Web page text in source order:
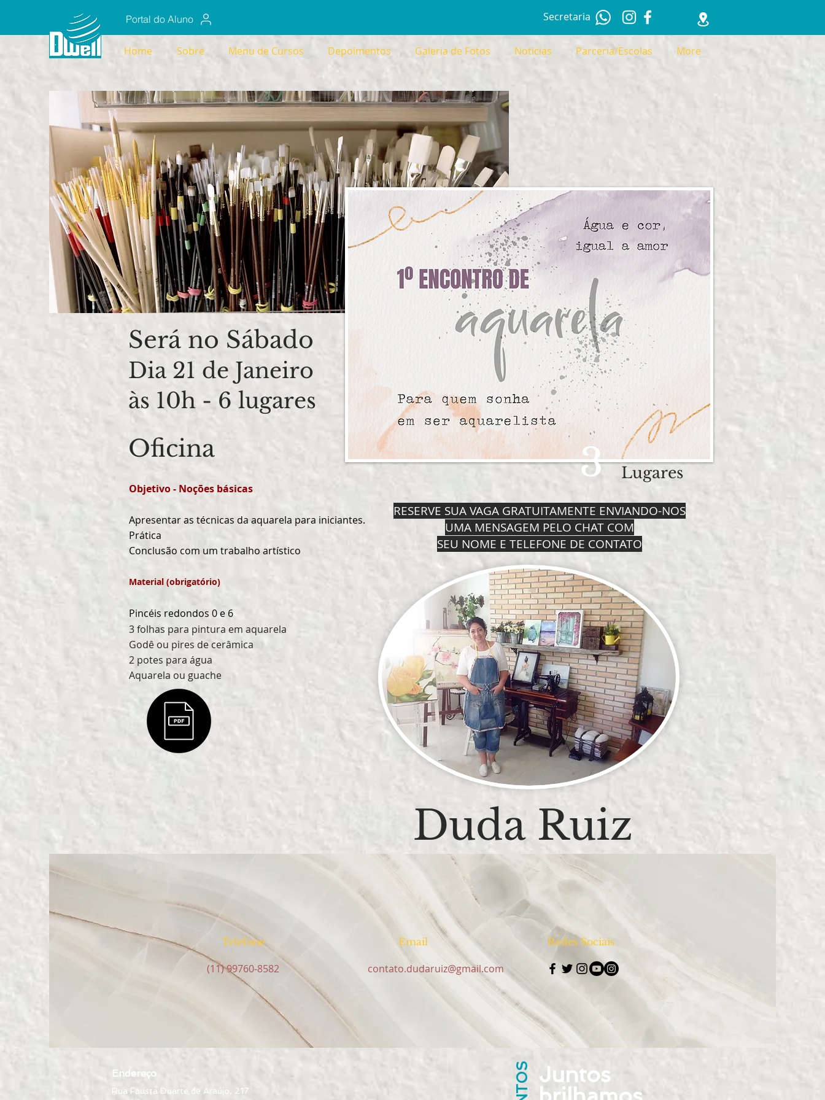
Portal do Aluno Secretaria
Home Sobre Menu de Cursos Depoimentos Galeria de Fotos Notícias Parceria/Escolas More
Será no Sábado
Dia 21 de Janeiro
às 10h - 6 lugares
Oficina
Objetivo - Noções básicas
Apresentar as técnicas da aquarela para iniciantes.
Prática
Conclusão com um trabalho artístico
Material (obrigatório)
Pincéis redondos 0 e 6
3 folhas para pintura em aquarela
Godê ou pires de cerâmica
2 potes para água
Aquarela ou guache
3 Lugares
RESERVE SUA VAGA GRATUITAMENTE ENVIANDO-NOS
UMA MENSAGEM PELO CHAT COM
SEU NOME E TELEFONE DE CONTATO
Duda Ruiz
Telefone
(11) 99760-8582
Email
contato.dudaruiz@gmail.com
Redes Sociais
Endereço
Rua Fausta Duarte de Araújo, 217
Juntos